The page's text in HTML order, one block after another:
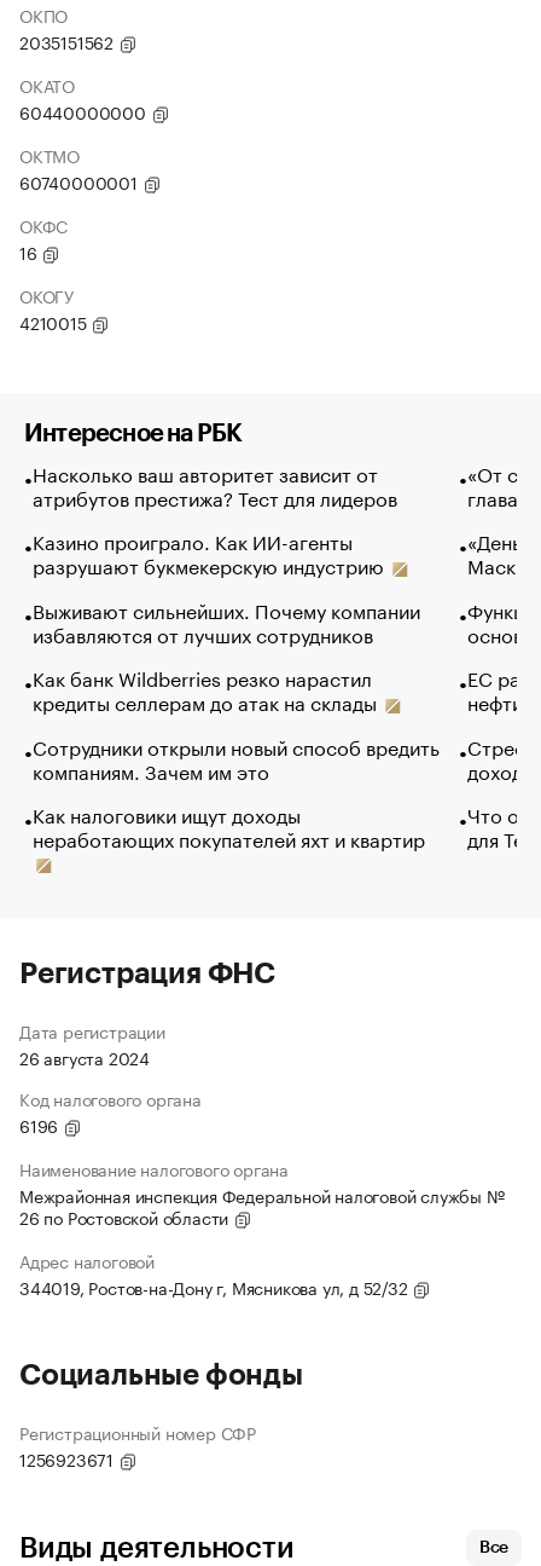
ОКПО
2035151562
ОКАТО
60440000000
ОКТМО
60740000001
ОКФС
16
ОКОГУ
4210015
Интересное на РБК
Насколько ваш авторитет зависит от
атрибутов престижа? Тест для лидеров
Казино проиграло. Как ИИ-агенты
разрушают букмекерскую индустрию
Выживают сильнейших. Почему компании
избавляются от лучших сотрудников
Как банк Wildberries резко нарастил
кредиты селлерам до атак на склады
Сотрудники открыли новый способ вредить
компаниям. Зачем им это
Как налоговики ищут доходы
неработающих покупателей яхт и квартир
«От
глава
Маск в
основ
ЕС
нефти
Что
для
Регистрация ФНС
Дата регистрации
26 августа 2024
Код налогового органа
6196
Наименование налогового органа
Межрайонная инспекция Федеральной налоговой службы №
26 по Ростовской области
Адрес налоговой
344019, Ростов-на-Дону г, Мясникова ул, д 52/32
Социальные фонды
Регистрационный номер СФР
1256923671
Виды деятельности Все